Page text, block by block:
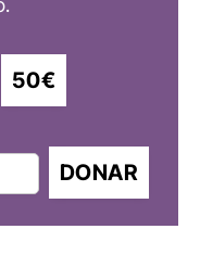
50€
DONAR